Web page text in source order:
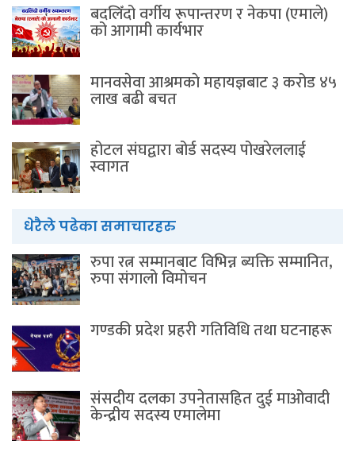
बदलिँदो वर्गीय रूपान्तरण र नेकपा (एमाले)
को आगामी कार्यभार
मानवसेवा आश्रमकाे‌ महायज्ञबाट ३ करोड ४५
लाख बढी बचत
होटल संघद्वारा बोर्ड सदस्य पोखरेललाई
स्वागत
धेरैले पढेका समाचारहरु
रुपा रत्न सम्मानबाट विभिन्न ब्यक्ति सम्मानित,
रुपा संगालो विमोचन
गण्डकी प्रदेश प्रहरी गतिविधि तथा घटनाहरू
संसदीय दलका उपनेतासहित दुई माओवादी
केन्द्रीय सदस्य एमालेमा